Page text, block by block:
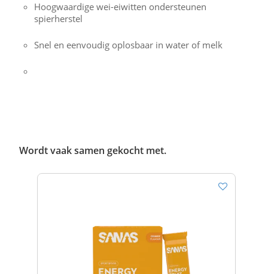
Hoogwaardige wei-eiwitten ondersteunen
spierherstel
Snel en eenvoudig oplosbaar in water of melk
Wordt vaak samen gekocht met.